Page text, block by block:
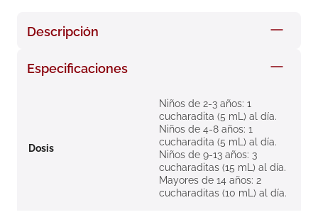
Descripción
Especificaciones
Dosis
Niños de 2-3 años: 1
cucharadita (5 mL) al día.
Niños de 4-8 años: 1
cucharadita (5 mL) al día.
Niños de 9-13 años: 3
cucharaditas (15 mL) al día.
Mayores de 14 años: 2
cucharaditas (10 mL) al día.
7. megacistin